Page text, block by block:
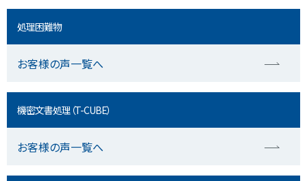
処理困難物
お客様の声一覧へ
機密文書処理（T-CUBE）
お客様の声一覧へ